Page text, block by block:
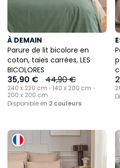
À DEMAIN
Parure de lit bicolore en
coton, taies carrées, LES
BICOLORES
35,90 € 44,90 €
240 x 220 cm ⋅ 140 x 200 cm ⋅
200 x 200 cm
Disponible en 2 couleurs